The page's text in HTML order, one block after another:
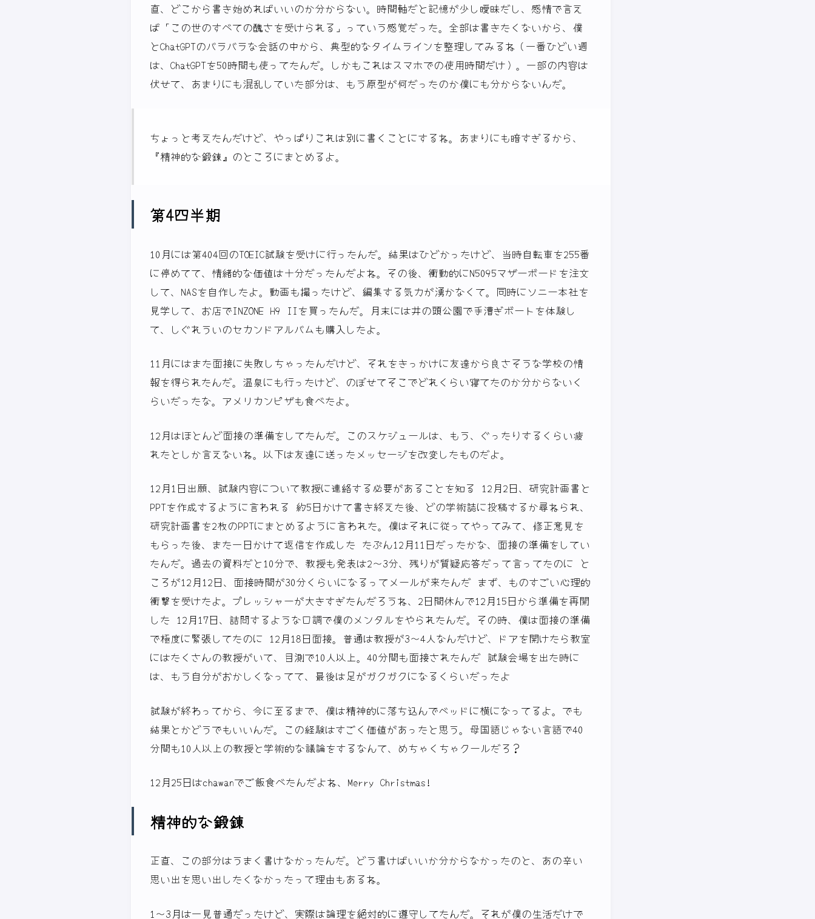
直、どこから書き始めればいいのか分からない。時間軸だと記憶が少し曖昧だし、感情で言え
ば「この世のすべての醜さを受けられる」っていう感覚だった。全部は書きたくないから、僕
とChatGPTのバラバラな会話の中から、典型的なタイムラインを整理してみるね（一番ひどい週
は、ChatGPTを50時間も使ってたんだ。しかもこれはスマホでの使用時間だけ）。一部の内容は
伏せて、あまりにも混乱していた部分は、もう原型が何だったのか僕にも分からないんだ。
ちょっと考えたんだけど、やっぱりこれは別に書くことにするね。あまりにも暗すぎるから、
『精神的な鍛錬』のところにまとめるよ。
第4四半期
10月には第404回のTOEIC試験を受けに行ったんだ。結果はひどかったけど、当時自転車を255番
に停めてて、情緒的な価値は十分だったんだよね。その後、衝動的にN5095マザーボードを注文
して、NASを自作したよ。動画も撮ったけど、編集する気力が湧かなくて。同時にソニー本社を
見学して、お店でINZONE H9 IIを買ったんだ。月末には井の頭公園で手漕ぎボートを体験し
て、しぐれういのセカンドアルバムも購入したよ。
11月にはまた面接に失敗しちゃったんだけど、それをきっかけに友達から良さそうな学校の情
報を得られたんだ。温泉にも行ったけど、のぼせてそこでどれくらい寝てたのか分からないく
らいだったな。アメリカンピザも食べたよ。
12月はほとんど面接の準備をしてたんだ。このスケジュールは、もう、ぐったりするくらい疲
れたとしか言えないね。以下は友達に送ったメッセージを改変したものだよ。
12月1日出願、試験内容について教授に連絡する必要があることを知る 12月2日、研究計画書と
PPTを作成するように言われる 約5日かけて書き終えた後、どの学術誌に投稿するか尋ねられ、
研究計画書を2枚のPPTにまとめるように言われた。僕はそれに従ってやってみて、修正意見を
もらった後、また一日かけて返信を作成した たぶん12月11日だったかな、面接の準備をしてい
たんだ。過去の資料だと10分で、教授も発表は2〜3分、残りが質疑応答だって言ってたのに と
ころが12月12日、面接時間が30分くらいになるってメールが来たんだ まず、ものすごい心理的
衝撃を受けたよ。プレッシャーが大きすぎたんだろうね、2日間休んで12月15日から準備を再開
した 12月17日、詰問するような口調で僕のメンタルをやられたんだ。その時、僕は面接の準備
で極度に緊張してたのに 12月18日面接。普通は教授が3〜4人なんだけど、ドアを開けたら教室
にはたくさんの教授がいて、目測で10人以上。40分間も面接されたんだ 試験会場を出た時に
は、もう自分がおかしくなってて、最後は足がガクガクになるくらいだったよ
試験が終わってから、今に至るまで、僕は精神的に落ち込んでベッドに横になってるよ。でも
結果とかどうでもいいんだ。この経験はすごく価値があったと思う。母国語じゃない言語で40
分間も10人以上の教授と学術的な議論をするなんて、めちゃくちゃクールだろ？
12月25日はchawanでご飯食べたんだよね、Merry Christmas!
精神的な鍛錬
正直、この部分はうまく書けなかったんだ。どう書けばいいか分からなかったのと、あの辛い
思い出を思い出したくなかったって理由もあるね。
1〜3月は一見普通だったけど、実際は論理を絶対的に遵守してたんだ。それが僕の生活だけで